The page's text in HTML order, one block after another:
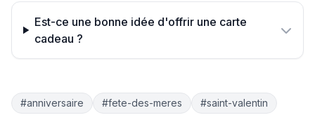
Est-ce une bonne idée d'offrir une carte
cadeau ?
#anniversaire #fete-des-meres #saint-valentin